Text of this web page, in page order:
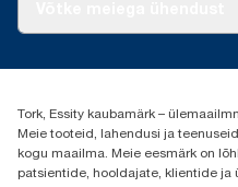
+37253322264
Leia Tork maaletooja
Essity Estonia OÜ
Reti Tee 9, Peetri alevik,
Harju maakond
Tork, Essity kaubamärk –
Meie tooteid, lahendusi ja
kogu maailma. Meie eesmärk on
patsientide, hooldajate, klientide ja